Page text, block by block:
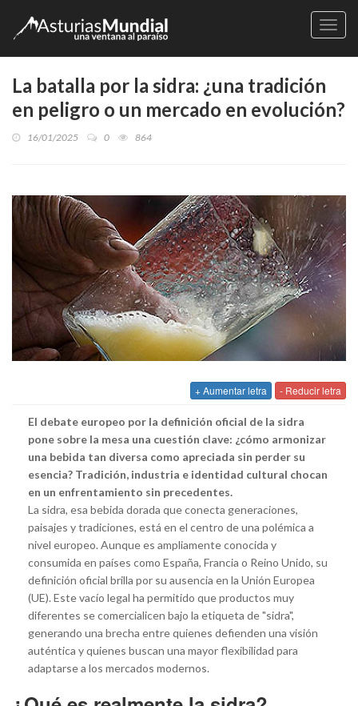
La batalla por la sidra: ¿una tradición
en peligro o un mercado en evolución?
16/01/2025 0 864
+ Aumentar letra - Reducir letra
El debate europeo por la definición oficial de la sidra
pone sobre la mesa una cuestión clave: ¿cómo armonizar
una bebida tan diversa como apreciada sin perder su
esencia? Tradición, industria e identidad cultural chocan
en un enfrentamiento sin precedentes.
La sidra, esa bebida dorada que conecta generaciones,
paisajes y tradiciones, está en el centro de una polémica a
nivel europeo. Aunque es ampliamente conocida y
consumida en países como España, Francia o Reino Unido, su
definición oficial brilla por su ausencia en la Unión Europea
(UE). Este vacío legal ha permitido que productos muy
diferentes se comercialicen bajo la etiqueta de "sidra",
generando una brecha entre quienes defienden una visión
auténtica y quienes buscan una mayor flexibilidad para
adaptarse a los mercados modernos.